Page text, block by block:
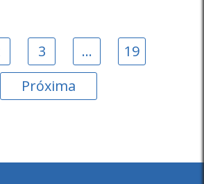
3 …
19
Próxima